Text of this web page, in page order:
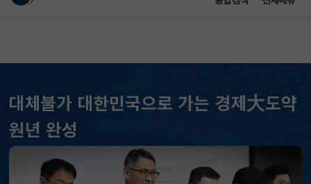
대체불가 대한민국으로 가는 경제大도약
원년 완성
KOSPI 6216.26 80.12(하락)
KOSDAQ
국고채(3년) 3.742 0.073(상승)